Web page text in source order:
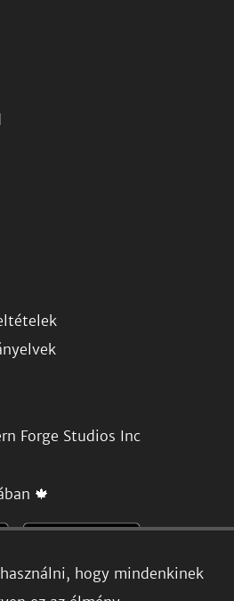
hogy mindenkinek
Forge Studios Inc
🍁